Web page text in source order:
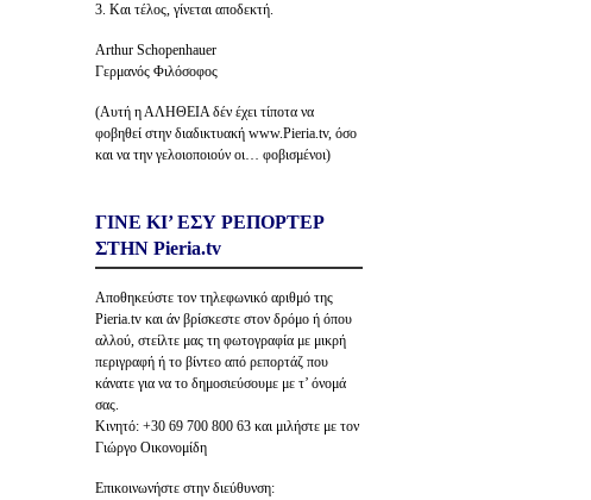
3. Και τέλος, γίνεται αποδεκτή.
Arthur Schopenhauer
Γερμανός Φιλόσοφος
(Αυτή η ΑΛΗΘΕΙΑ δέν έχει τίποτα να
φοβηθεί στην διαδικτυακή www.Pieria.tv, όσο
και να την γελοιοποιούν οι… φοβισμένοι)
ΓΙΝΕ ΚΙ’ ΕΣΥ ΡΕΠΟΡΤΕΡ
ΣΤΗΝ Pieria.tv
Αποθηκεύστε τον τηλεφωνικό αριθμό της
Pieria.tv και άν βρίσκεστε στον δρόμο ή όπου
αλλού, στείλτε μας τη φωτογραφία με μικρή
περιγραφή ή το βίντεο από ρεπορτάζ που
κάνατε για να το δημοσιεύσουμε με τ’ όνομά
σας.
Κινητό: +30 69 700 800 63 και μιλήστε με τον
Γιώργο Οικονομίδη
Επικοινωνήστε στην διεύθυνση: